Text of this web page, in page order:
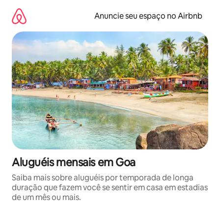
para
conteúdo
Anuncie seu espaço no Airbnb
Aluguéis mensais em Goa
Saiba mais sobre aluguéis por temporada de longa
duração que fazem você se sentir em casa em estadias
de um mês ou mais.